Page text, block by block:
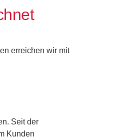
erreichen wir mit
Seit der
Kunden